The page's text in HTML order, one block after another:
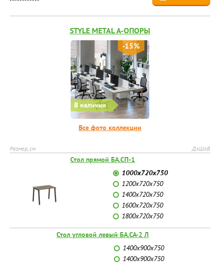
STYLE METAL А-ОПОРЫ
В наличии
-15%
Все фото коллекции
Размер, см ДхШхВ
Стол прямой БА.СП-1
1000х720х750
1200х720х750
1400х720х750
1600х720х750
1800х720х750
Стол угловой левый БА.СА-2 Л
1400х900х750
1400х900х750